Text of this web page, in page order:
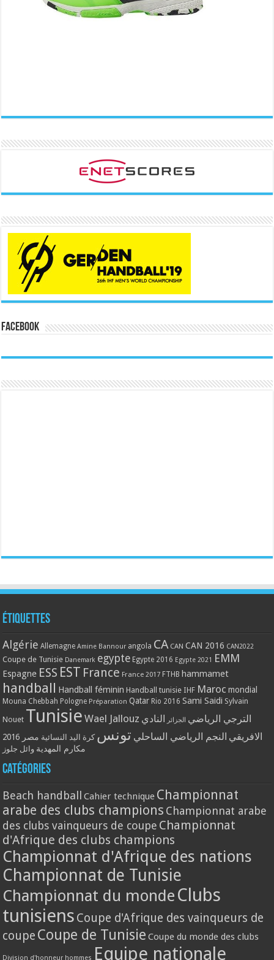
Facebook
Étiquettes
Algérie Allemagne Amine Bannour angola CA CAN CAN 2016 CAN2022
Coupe de Tunisie Danemark egypte Egypte 2016 Egypte 2021 EMM
Espagne ESS EST France France 2017 FTHB hammamet
handball Handball féminin Handball tunisie IHF Maroc mondial
Mouna Chebbah Pologne Préparation Qatar Rio 2016 Sami Saidi Sylvain
Nouet Tunisie Wael Jallouz الترجي الرياضي الجزائر النادي
الافريقي النجم الرياضي الساحلي تونس كرة اليد النسائية مصر 2016
مكارم المهدية وائل جلوز
Catégories
Beach handball Cahier technique Championnat
arabe des clubs champions Championnat arabe
des clubs vainqueurs de coupe Championnat
d'Afrique des clubs champions
Championnat d'Afrique des nations
Championnat de Tunisie
Championnat du monde Clubs
tunisiens Coupe d'Afrique des vainqueurs de
coupe Coupe de Tunisie Coupe du monde des clubs
Division d'honneur hommes Equipe nationale